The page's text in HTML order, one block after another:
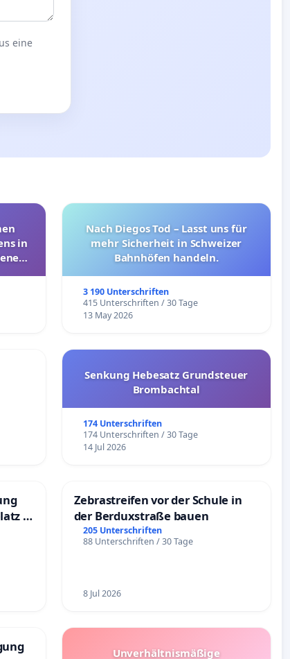
eine
in
Nach Diegos Tod – Lasst uns für
mehr Sicherheit in Schweizer
Bahnhöfen handeln.
3 190 Unterschriften
415 Unterschriften / 30 Tage
13 May 2026
Senkung Hebesatz Grundsteuer
Brombachtal
174 Unterschriften
174 Unterschriften / 30 Tage
14 Jul 2026
in
Zebrastreifen vor der Schule in
der Berduxstraße bauen
205 Unterschriften
88 Unterschriften / 30 Tage
8 Jul 2026
Unverhältnismäßige